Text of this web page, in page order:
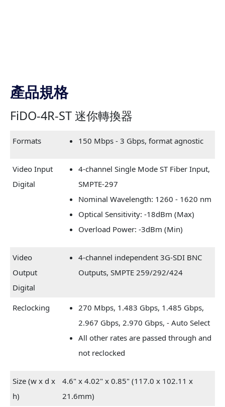
產品規格
FiDO-4R-ST 迷你轉換器
Formats 150 Mbps - 3 Gbps, format agnostic
Video Input
Digital
4-channel Single Mode ST Fiber Input,
SMPTE-297
Nominal Wavelength: 1260 - 1620 nm
Optical Sensitivity: -18dBm (Max)
Overload Power: -3dBm (Min)
Video
Output
Digital
4-channel independent 3G-SDI BNC
Outputs, SMPTE 259/292/424
Reclocking
270 Mbps, 1.483 Gbps, 1.485 Gbps,
2.967 Gbps, 2.970 Gbps, - Auto Select
All other rates are passed through and
not reclocked
Size (w x d x
h)
4.6" x 4.02" x 0.85" (117.0 x 102.11 x
21.6mm)